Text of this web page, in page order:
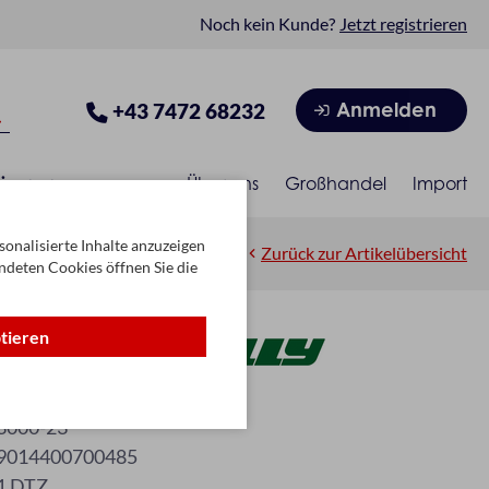
Noch kein Kunde? Jetzt registrieren
+43 7472 68232 Anmelden
Über uns Großhandel Import
Zurück zur Artikelübersicht
(0289)
23
Inhalte anzuzeigen
Cookies öffnen Sie die